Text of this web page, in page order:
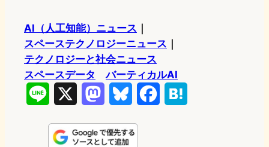
AI（人工知能）ニュース
スペーステクノロジーニュース
テクノロジーと社会ニュース
スペースデータ
バーティカルAI
n
s
u